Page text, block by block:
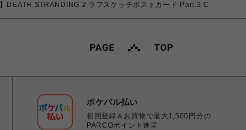
DEATH STRANDING 2 ラフスケッチポストカード Part.3 C
ポケパル払い
初回登録＆お買物で最大1,500円分の
PARCOポイント進呈